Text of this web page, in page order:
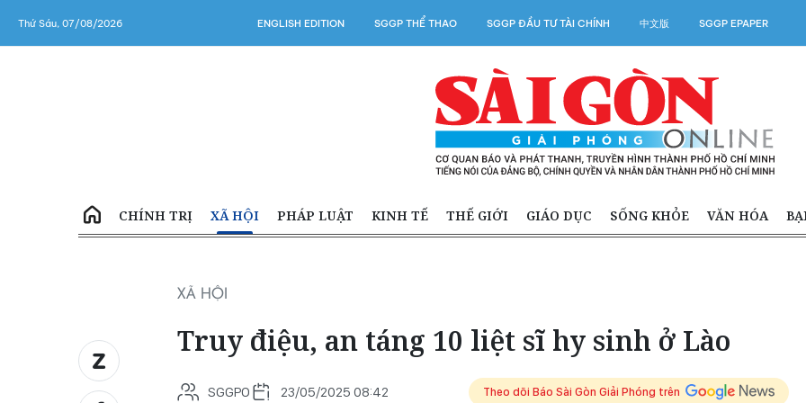
Thứ Sáu, 07/08/2026 ENGLISH EDITION SGGP THỂ THAO SGGP ĐẦU TƯ TÀI CHÍNH 中文版 SGGP EPAPER
CHÍNH TRỊ XÃ HỘI PHÁP LUẬT KINH TẾ THẾ GIỚI GIÁO DỤC SỐNG KHỎE VĂN HÓA
XÃ HỘI
Truy điệu, an táng 10 liệt sĩ hy sinh ở Lào
SGGPO 23/05/2025 08:42 Theo dõi Báo Sài Gòn Giải Phóng trên